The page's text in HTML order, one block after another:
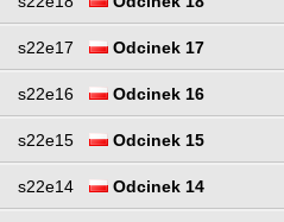
s22e17 Odcinek 17
s22e16 Odcinek 16
s22e15 Odcinek 15
s22e14 Odcinek 14